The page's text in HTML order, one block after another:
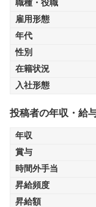
職種・役職
雇用形態
年代
性別
在籍状況
入社形態
投稿者の年収・給
年収
賞与
時間外手当
昇給頻度
昇給額